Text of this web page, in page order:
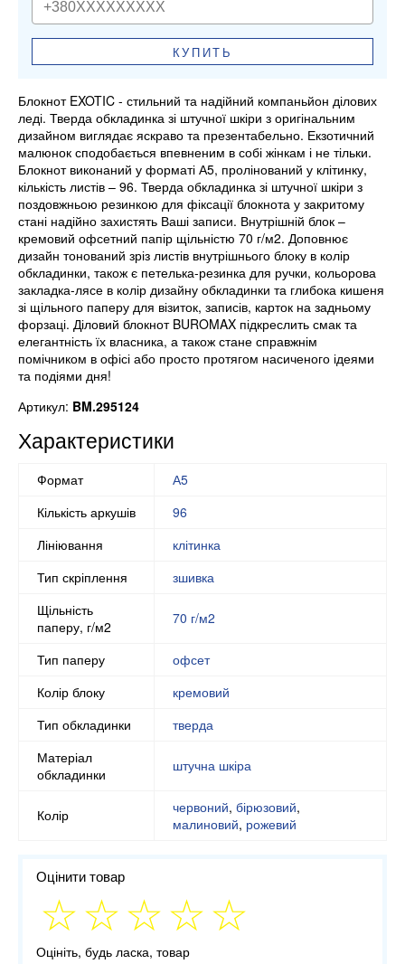
КУПИТЬ
Блокнот EXOTIC - стильний та надійний компаньйон ділових
леді. Тверда обкладинка зі штучної шкіри з оригінальним
дизайном виглядає яскраво та презентабельно. Екзотичний
малюнок сподобається впевненим в собі жінкам і не тільки.
Блокнот виконаний у форматі А5, пролінований у клітинку,
кількість листів – 96. Тверда обкладинка зі штучної шкіри з
поздовжньою резинкою для фіксації блокнота у закритому
стані надійно захистять Ваші записи. Внутрішній блок –
кремовий офсетний папір щільністю 70 г/м2. Доповнює
дизайн тонований зріз листів внутрішнього блоку в колір
обкладинки, також є петелька-резинка для ручки, кольорова
закладка-лясе в колір дизайну обкладинки та глибока кишеня
зі щільного паперу для візиток, записів, карток на задньому
форзаці. Діловий блокнот BUROMAX підкреслить смак та
елегантність їх власника, а також стане справжнім
помічником в офісі або просто протягом насиченого ідеями
та подіями дня!
Артикул: BM.295124
Характеристики
Формат
А5
Кількість аркушів
96
Лініювання
клітинка
Тип скріплення
зшивка
Щільність
паперу, г/м2
70 г/м2
Тип паперу
офсет
Колір блоку
кремовий
Тип обкладинки
тверда
Матеріал
обкладинки
штучна шкіра
Колір червоний, бірюзовий,
малиновий, рожевий
Оцінити товар
Оцініть, будь ласка, товар